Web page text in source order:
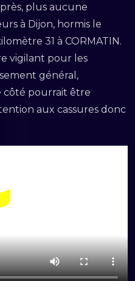
plus aucune
à Dijon, hormis le
31 à CORMATIN.
vigilant pour les
général,
côté pourrait être
aux cassures donc